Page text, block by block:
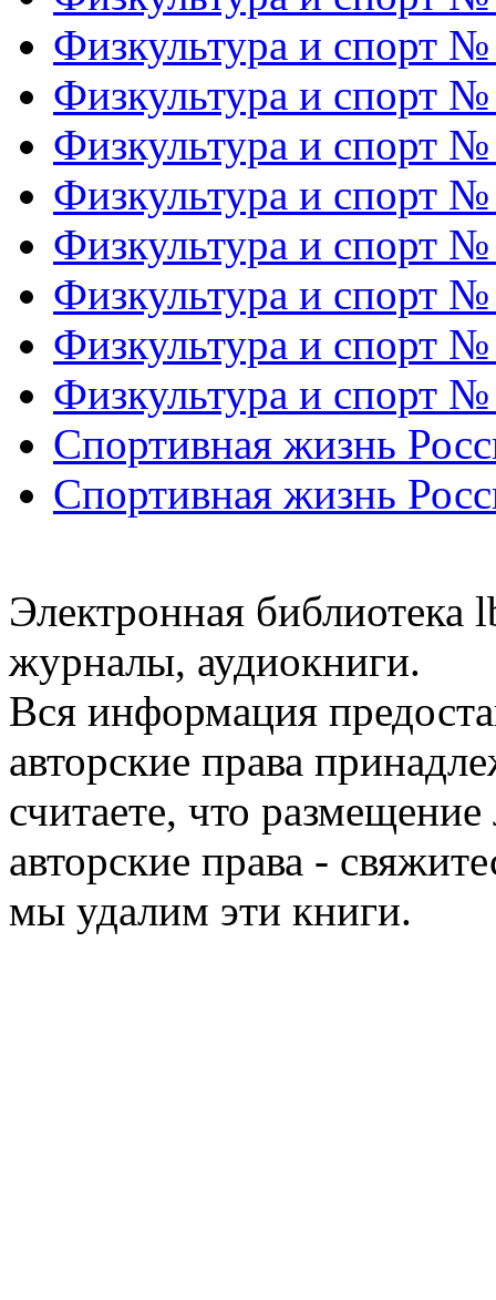
Физкультура и спорт
Физкультура и спорт
Физкультура и спорт
Физкультура и спорт
Физкультура и спорт
Физкультура и спорт
Физкультура и спорт
Физкультура и спорт
Спортивная жизнь
Спортивная жизнь
Электронная библиотека
журналы, аудиокниги.
Вся информация
авторские права
считаете, что
авторские права -
мы удалим эти книги.